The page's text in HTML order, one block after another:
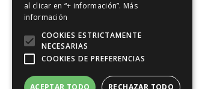
al clicar en “+ información”. Más
información
COOKIES ESTRICTAMENTE
NECESARIAS
COOKIES DE PREFERENCIAS
ACEPTAR TODO RECHAZAR TODO